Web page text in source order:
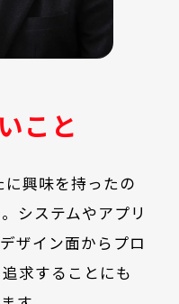
こと
に興味を持ったの
システムやアプリ
ザイン面からプロ
求することにも